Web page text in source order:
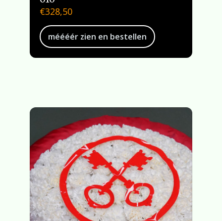
€328,50
méééér zien en bestellen